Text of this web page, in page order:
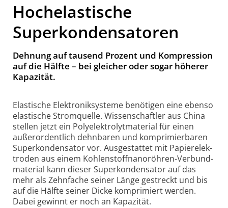
Hochelastische
Superkondensatoren
Dehnung auf tausend Prozent und Kompression
auf die Hälfte – bei gleicher oder sogar höherer
Kapazität.
Elastische Elektroniksysteme benötigen eine ebenso
elastische Strom­quelle. Wissen­schaftler aus China
stellen jetzt ein Poly­elektro­lyt­material für einen
außer­ordent­lich dehn­baren und kompri­mier­baren
Super­konden­sator vor. Ausge­stattet mit Papier­elek­
troden aus einem Kohlen­stoff­nano­röhren-Verbund­
material kann dieser Super­konden­sator auf das
mehr als Zehn­fache seiner Länge gestreckt und bis
auf die Hälfte seiner Dicke kompri­miert werden.
Dabei gewinnt er noch an Kapa­zität.